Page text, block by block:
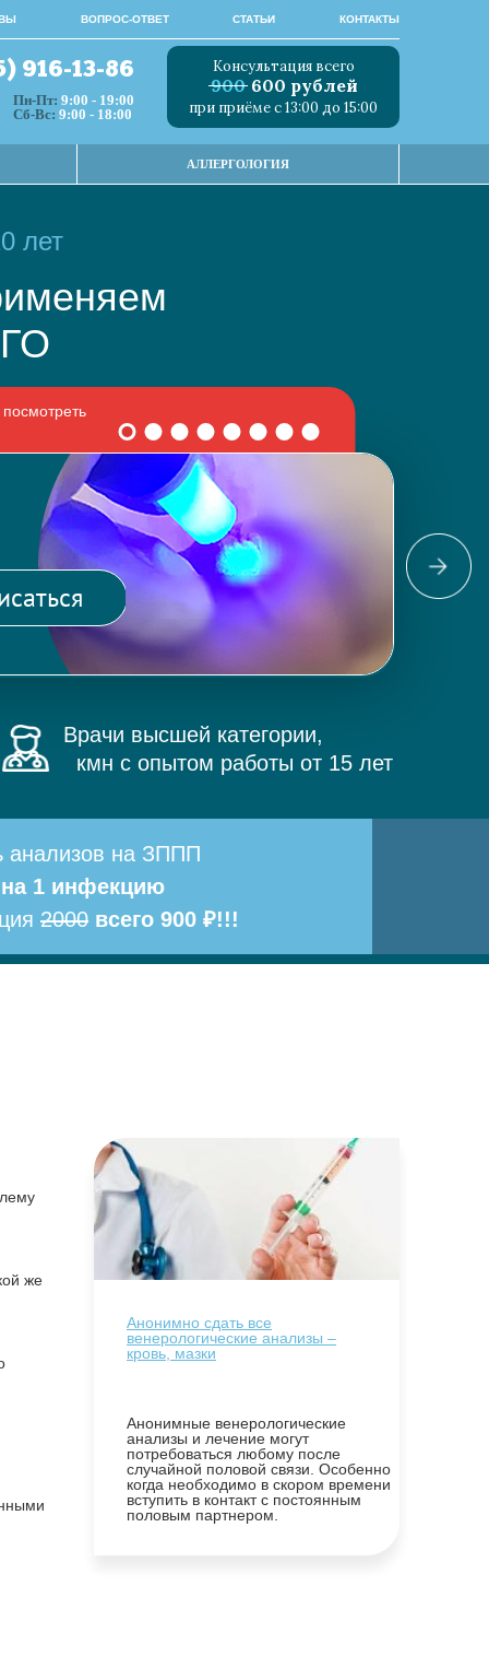
ВОПРОС-ОТВЕТ СТАТЬИ КОНТАКТЫ
916-13-86
Пн-Пт: 9:00 - 19:00
Сб-Вс: 9:00 - 18:00
Консультация всего
900 600 рублей
при приёме с 13:00 до 15:00
АЛЛЕРГОЛОГИЯ
лет
и
Врачи высшей категории,
кмн с опытом работы от 15 лет
анализов на ЗППП
на 1 инфекцию
2000 всего 900 ₽!!!
же
Анонимно сдать все
венерологические анализы –
кровь, мазки
Анонимные венерологические
анализы и лечение могут
потребоваться любому после
случайной половой связи. Особенно
когда необходимо в скором времени
вступить в контакт с постоянным
половым партнером.